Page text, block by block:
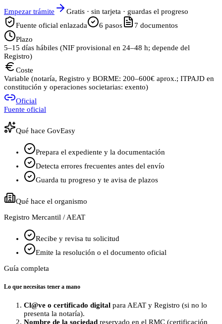
Empezar trámite
Gratis · sin tarjeta · guardas el progreso
Fuente oficial enlazada
6 pasos 7 documentos
Plazo
5–15 días hábiles (NIF provisional en 24–48 h; depende del
Registro)
Coste
Variable (notaría, Registro y BORME: 200–600€ aprox.; ITPAJD en
constitución y operaciones societarias: exento)
Oficial
Fuente oficial
Qué hace GovEasy
Prepara el expediente y la documentación
Detecta errores frecuentes antes del envío
Guarda tu progreso y te avisa de plazos
Qué hace el organismo
Registro Mercantil / AEAT
Recibe y revisa tu solicitud
Emite la resolución o el documento oficial
Guía completa
Lo que necesitas tener a mano
Cl@ve o certificado digital para AEAT y Registro (si no lo
presenta la notaría).
Nombre de la sociedad reservado en el RMC (certificación